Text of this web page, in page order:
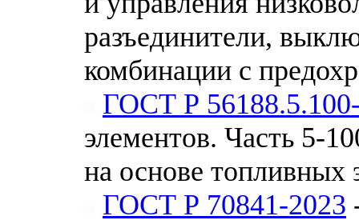
разъединители,
комбинации с
ГОСТ Р
элементов. Часть 5-
на основе топливных
ГОСТ Р 70841-2023